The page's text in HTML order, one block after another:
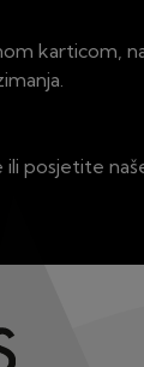
karticom,
ili posjetite